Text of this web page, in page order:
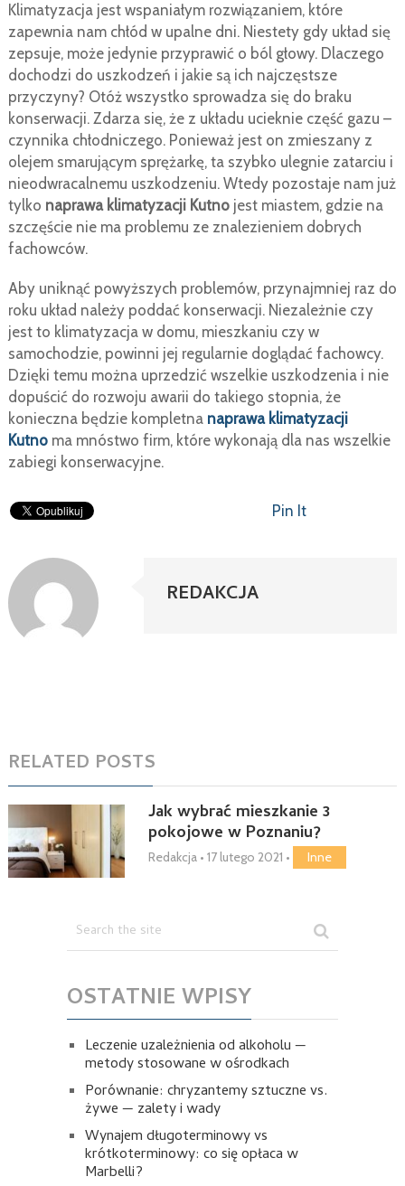
Klimatyzacja jest wspaniałym rozwiązaniem, które
zapewnia nam chłód w upalne dni. Niestety gdy układ się
zepsuje, może jedynie przyprawić o ból głowy. Dlaczego
dochodzi do uszkodzeń i jakie są ich najczęstsze
przyczyny? Otóż wszystko sprowadza się do braku
konserwacji. Zdarza się, że z układu ucieknie część gazu –
czynnika chłodniczego. Ponieważ jest on zmieszany z
olejem smarującym sprężarkę, ta szybko ulegnie zatarciu i
nieodwracalnemu uszkodzeniu. Wtedy pozostaje nam już
tylko naprawa klimatyzacji Kutno jest miastem, gdzie na
szczęście nie ma problemu ze znalezieniem dobrych
fachowców.
Aby uniknąć powyższych problemów, przynajmniej raz do
roku układ należy poddać konserwacji. Niezależnie czy
jest to klimatyzacja w domu, mieszkaniu czy w
samochodzie, powinni jej regularnie doglądać fachowcy.
Dzięki temu można uprzedzić wszelkie uszkodzenia i nie
dopuścić do rozwoju awarii do takiego stopnia, że
konieczna będzie kompletna naprawa klimatyzacji
Kutno ma mnóstwo firm, które wykonają dla nas wszelkie
zabiegi konserwacyjne.
Pin It
REDAKCJA
RELATED POSTS
Jak wybrać mieszkanie 3
pokojowe w Poznaniu?
Redakcja • 17 lutego 2021 • Inne
OSTATNIE WPISY
Leczenie uzależnienia od alkoholu —
metody stosowane w ośrodkach
Porównanie: chryzantemy sztuczne vs.
żywe — zalety i wady
Wynajem długoterminowy vs
krótkoterminowy: co się opłaca w
Marbelli?